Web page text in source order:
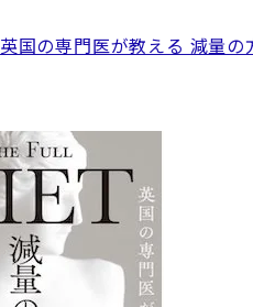
英国の専門医が教える 減量の